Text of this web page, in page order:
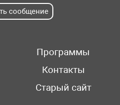
сообщение
Программы
Контакты
Старый сайт